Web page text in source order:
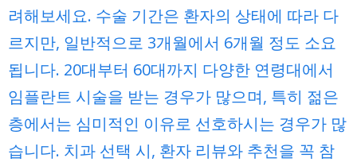
려해보세요. 수술 기간은 환자의 상태에 따라 다
르지만, 일반적으로 3개월에서 6개월 정도 소요
됩니다. 20대부터 60대까지 다양한 연령대에서
임플란트 시술을 받는 경우가 많으며, 특히 젊은
층에서는 심미적인 이유로 선호하시는 경우가 많
습니다. 치과 선택 시, 환자 리뷰와 추천을 꼭 참